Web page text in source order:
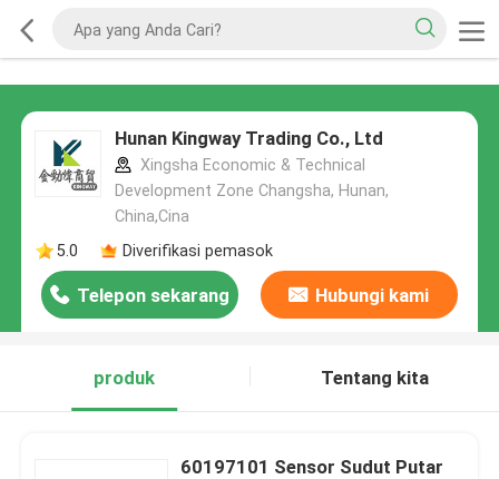
Hunan Kingway Trading Co., Ltd
Xingsha Economic & Technical
Development Zone Changsha, Hunan,
China,Cina
5.0
Diverifikasi pemasok
Telepon sekarang Hubungi kami
produk Tentang kita
60197101 Sensor Sudut Putar